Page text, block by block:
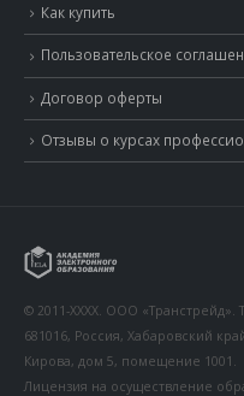
Как купить
Пользовательское
Договор оферты
Отзывы о курсах
© 2011-XXXX. ООО «Транстрейд».
681016, Россия, Хабаровский
Кирова, дом 5, помещение 1001.
Лицензия на осуществление